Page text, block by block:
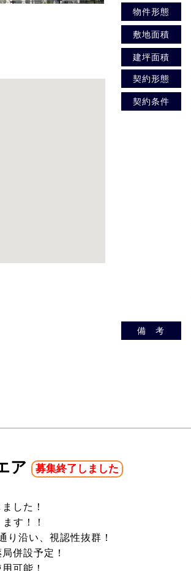
物件形態
敷地面積
建坪面積
契約形態
契約条件
備 考
ア 募集終了しました
した！
す！！
り沿い、視認性抜群！
併設予定！
可能！